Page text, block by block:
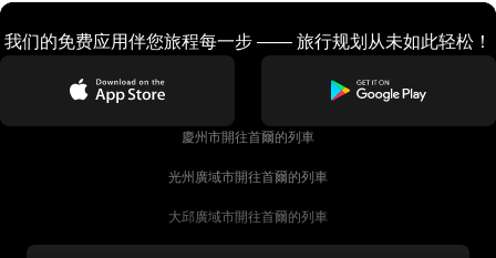
我们的免费应用伴您旅程每一步 —— 旅行规划从未如此轻松！
慶州市開往首爾的列車
光州廣域市開往首爾的列車
大邱廣域市開往首爾的列車